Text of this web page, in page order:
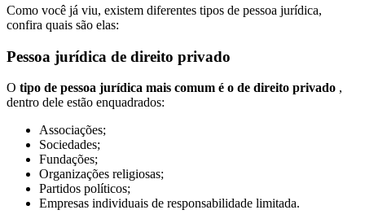
Como você já viu, existem diferentes tipos de pessoa jurídica,
confira quais são elas:
Pessoa jurídica de direito privado
O tipo de pessoa jurídica mais comum é o de direito privado ,
dentro dele estão enquadrados:
Associações;
Sociedades;
Fundações;
Organizações religiosas;
Partidos políticos;
Empresas individuais de responsabilidade limitada.